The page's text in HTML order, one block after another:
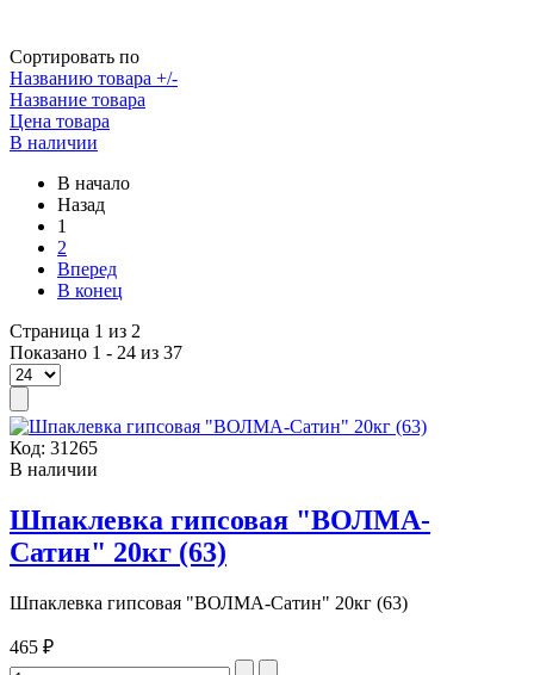
Сортировать по
Названию товара +/-
Название товара
Цена товара
В наличии
В начало
Назад
1
2
Вперед
В конец
Страница 1 из 2
Показано 1 - 24 из 37
Код: 31265
В наличии
Шпаклевка гипсовая "ВОЛМА-
Сатин" 20кг (63)
Шпаклевка гипсовая "ВОЛМА-Сатин" 20кг (63)
465 ₽